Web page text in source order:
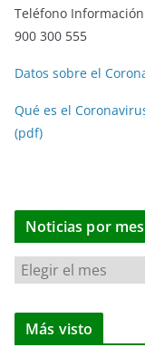
Teléfono
900 300 555
Datos sobre el
Qué es el
(pdf)
Noticias por
N
o
t
Más visto